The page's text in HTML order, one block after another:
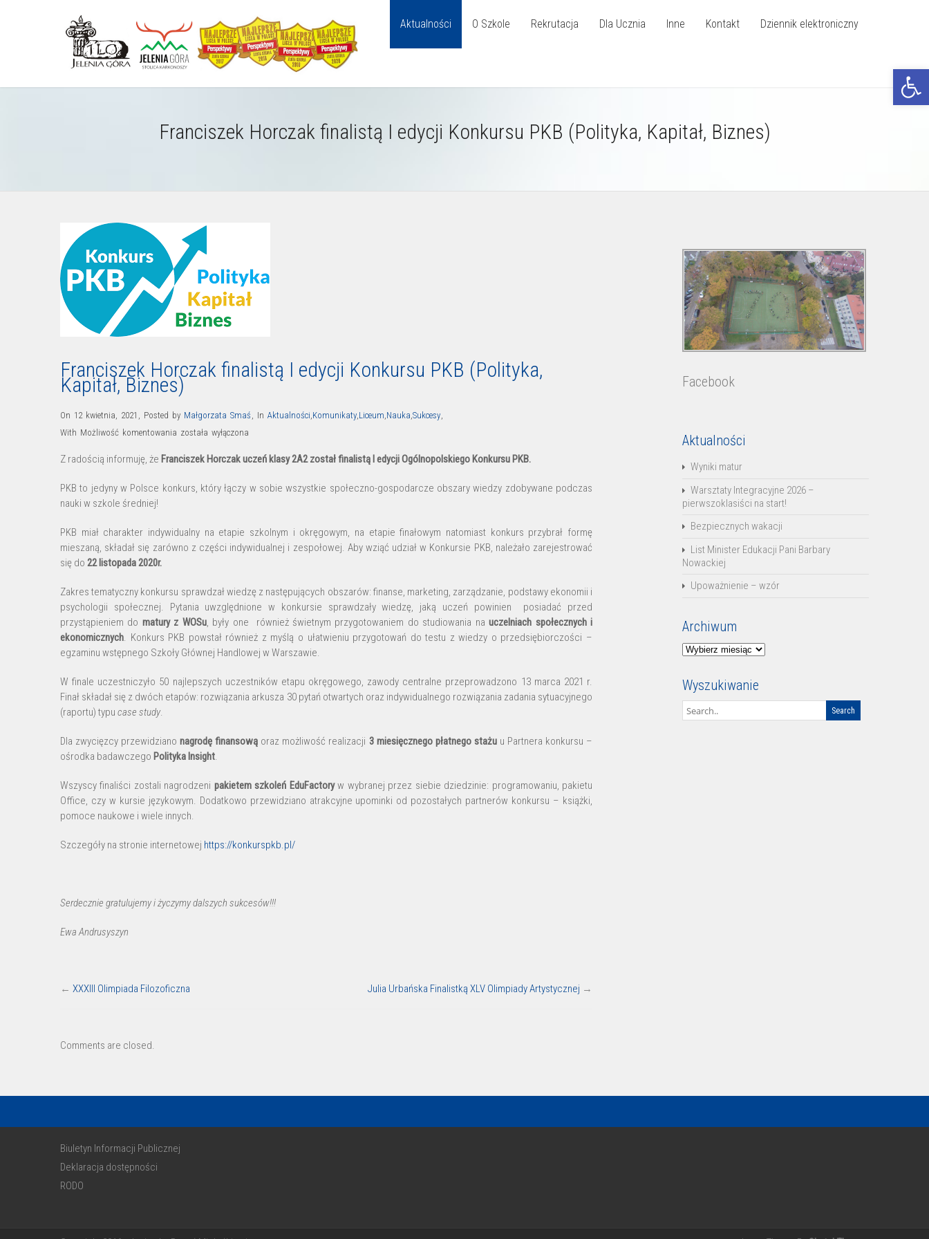
Otwórz
Aktualności O Szkole Rekrutacja Dla Ucznia Inne Kontakt Dziennik elektroniczny
Franciszek Horczak finalistą I edycji Konkursu PKB (Polityka, Kapitał, Biznes)
Franciszek Horczak finalistą I edycji Konkursu PKB (Polityka,
Kapitał, Biznes)
On 12 kwietnia, 2021 , Posted by Małgorzata Smaś , In Aktualności,Komunikaty,Liceum,Nauka,Sukcesy,
With Możliwość komentowania Franciszek
I
PKB
(Polityka,
Biznes)
została wyłączona
Z radością informuję, że Franciszek Horczak uczeń klasy 2A2 został finalistą I edycji Ogólnopolskiego Konkursu PKB.
PKB to jedyny w Polsce konkurs, który łączy w sobie wszystkie społeczno-gospodarcze obszary wiedzy zdobywane podczas
nauki w szkole średniej!
PKB miał charakter indywidualny na etapie szkolnym i okręgowym, na etapie finałowym natomiast konkurs przybrał formę
mieszaną, składał się zarówno z części indywidualnej i zespołowej. Aby wziąć udział w Konkursie PKB, należało zarejestrować
się do 22 listopada 2020r.
Zakres tematyczny konkursu sprawdzał wiedzę z następujących obszarów: finanse, marketing, zarządzanie, podstawy ekonomii i
psychologii społecznej. Pytania uwzględnione w konkursie sprawdzały wiedzę, jaką uczeń powinien posiadać przed
przystąpieniem do matury z WOSu, były one również świetnym przygotowaniem do studiowania nauczelniach społecznych i
ekonomicznych. Konkurs PKB powstał również z myślą o ułatwieniu przygotowań do testu z wiedzy o przedsiębiorczości –
egzaminu wstępnego Szkoły Głównej Handlowej w Warszawie.
W finale uczestniczyło 50 najlepszych uczestników etapu okręgowego, zawody centralne przeprowadzono 13 marca 2021 r.
Finał składał się z dwóch etapów: rozwiązania arkusza 30 pytań otwartych oraz indywidualnego rozwiązania zadania sytuacyjnego
(raportu) typu case study.
Dla zwycięzcy przewidzianonagrodę finansową oraz możliwość realizacji 3 miesięcznego płatnego stażuu Partnera konkursu –
ośrodka badawczego Polityka Insight.
Wszyscy finaliści zostali nagrodzeni pakietem szkoleń EduFactoryw wybranej przez siebie dziedzinie: programowaniu, pakietu
Office, czy w kursie językowym. Dodatkowo przewidziano atrakcyjne upominki od pozostałych partnerów konkursu – książki,
pomoce naukowe i wiele innych.
Szczegóły na stronie internetowej https://konkurspkb.pl/
Serdecznie gratulujemy i życzymy dalszych sukcesów!!!
Ewa Andrusyszyn
← XXXIII Olimpiada Filozoficzna Julia Urbańska Finalistką XLV Olimpiady Artystycznej →
Comments are closed.
Facebook
Aktualności
Wyniki matur
Warsztaty Integracyjne 2026 –
pierwszoklasiści na start!
Bezpiecznych wakacji
List Minister Edukacji Pani Barbary
Nowackiej
Upoważnienie – wzór
Archiwum
Archiwum
Wyszukiwanie
Biuletyn Informacji Publicznej
Deklaracja dostępności
RODO